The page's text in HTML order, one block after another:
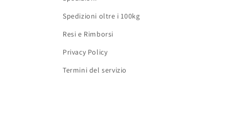
Spedizioni oltre i 100kg
Resi e Rimborsi
Privacy Policy
Termini del servizio